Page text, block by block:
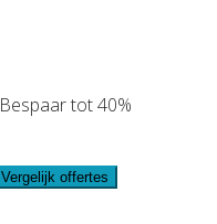
Bespaar tot 40%
Vergelijk offertes